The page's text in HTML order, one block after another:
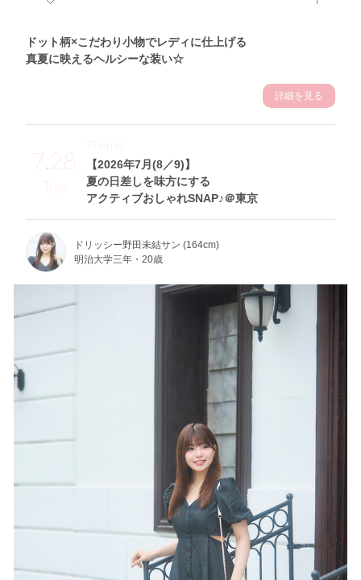
ドット柄×こだわり小物でレディに仕上げる
真夏に映えるヘルシーな装い☆
詳細を見る
7.28
Tue
【2026年7月(8／9)】
夏の日差しを味方にする
アクティブおしゃれSNAP♪＠東京
Theme
ドリッシー野田未結サン (164cm)
明治大学三年・20歳